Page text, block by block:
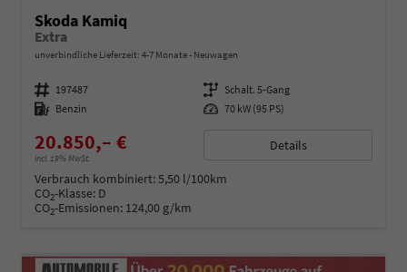
Skoda Kamiq
Extra
unverbindliche Lieferzeit: 4-7 Monate Neuwagen
Fahrzeugnummer 197487 Getriebe Schalt. 5-Gang
Kraftstoff Benzin Leistung 70 kW (95 PS)
20.850,– €
incl. 19% MwSt.
Details
Verbrauch kombiniert:5,50 l/100km
CO2-Klasse: D
CO2-Emissionen: 124,00 g/km